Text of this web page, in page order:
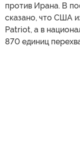
против Ирана. В
сказано, что США
Patriot, а в
870 единиц